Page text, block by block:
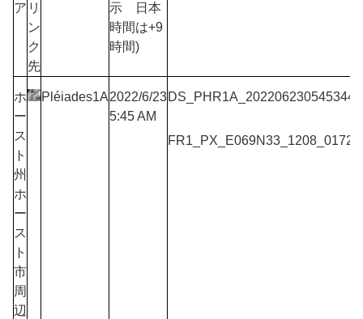
ア リ
ン
ク
先
示 日本
時間は+9
時間)
ホ
ー
ス
ト
州
ホ
ー
ス
ト
市
周
辺
Pléiades1A2022/6/23
5:45 AM
DS_PHR1A_202206230545344_
FR1_PX_E069N33_1208_01728